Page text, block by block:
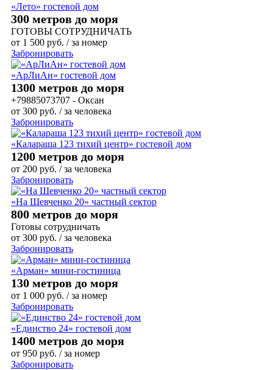
«Лето» гостевой дом
300 метров до моря
ГОТОВЫ СОТРУДНИЧАТЬ
от 1 500 руб. / за номер
Забронировать
«АрЛиАн» гостевой дом
1300 метров до моря
+79885073707 - Оксан
от 300 руб. / за человека
Забронировать
«Калараша 123 тихий центр» гостевой дом
1200 метров до моря
от 200 руб. / за человека
Забронировать
«На Шевченко 20» частный сектор
800 метров до моря
Готовы сотрудничать
от 300 руб. / за человека
Забронировать
«Арман» мини-гостиница
130 метров до моря
от 1 000 руб. / за номер
Забронировать
«Единство 24» гостевой дом
1400 метров до моря
от 950 руб. / за номер
Забронировать